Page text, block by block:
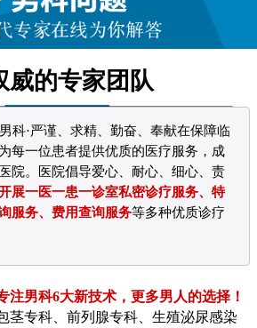
威的专家团队
科·严谨、求精、勤奋、奉献在保障临
每一位患者提供优质的医疗服务，成
院。医院倡导爱心、耐心、细心、责
展一医一患一诊室私密诊疗服务、特
服务、费用查询服务等多种优质诊疗
注男科6大新技术，更多男人的选择！
茎专科、前列腺专科、生殖泌尿感染